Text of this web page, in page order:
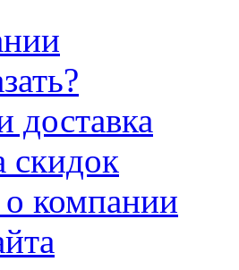
доставка
скидок
компании